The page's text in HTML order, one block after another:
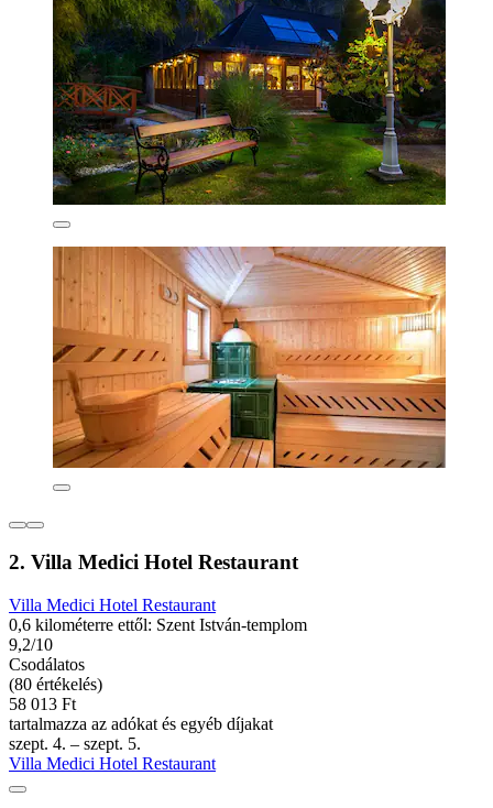
2. Villa Medici Hotel Restaurant
Villa Medici Hotel Restaurant
0,6 kilométerre ettől: Szent István-templom
9,2/10
Csodálatos
(80 értékelés)
58 013 Ft
tartalmazza az adókat és egyéb díjakat
szept. 4. – szept. 5.
Villa Medici Hotel Restaurant